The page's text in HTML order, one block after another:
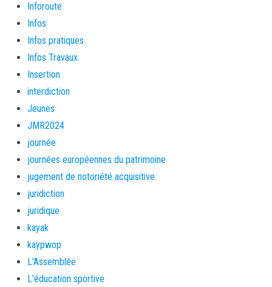
Inforoute
Infos
Infos pratiques
Infos Travaux
Insertion
interdiction
Jeunes
JMR2024
journée
journées européennes du patrimoine
jugement de notoriété acquisitive
juridiction
juridique
kayak
kaypwop
L'Assemblée
L'éducation sportive